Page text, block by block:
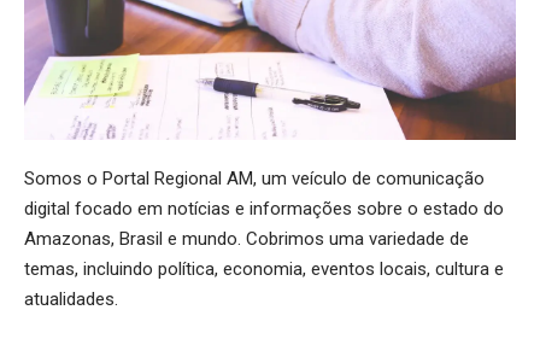
Somos o Portal Regional AM, um veículo de comunicação
digital focado em notícias e informações sobre o estado do
Amazonas, Brasil e mundo. Cobrimos uma variedade de
temas, incluindo política, economia, eventos locais, cultura e
atualidades.